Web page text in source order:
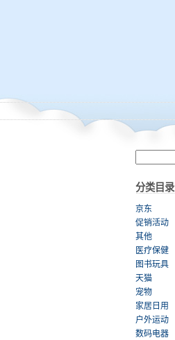
分类目录
京东
促销活动
其他
医疗保健
图书玩具
天猫
宠物
家居日用
户外运动
数码电器